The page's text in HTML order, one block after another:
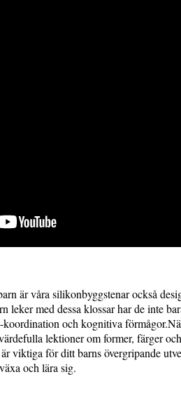
är våra silikonbyggstenar också
leker med dessa klossar har de inte
och kognitiva
lektioner om former, färger
viktiga för ditt barns övergripande
och lära sig.